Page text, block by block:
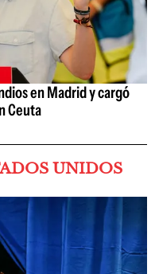
en Madrid y cargó
Ceuta
UNIDOS